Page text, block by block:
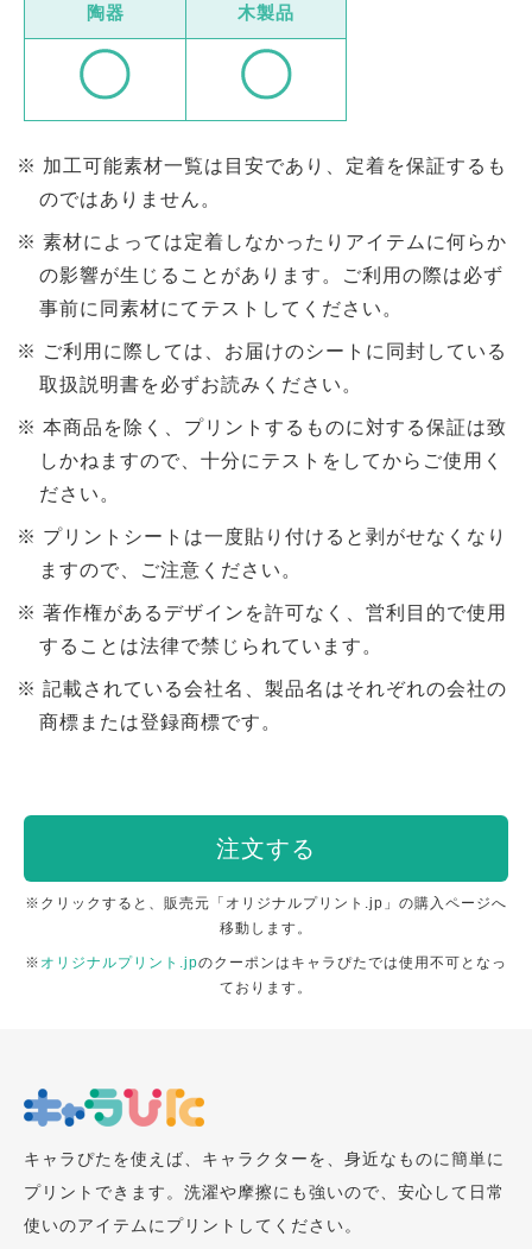
陶器 木製品
加工可能素材一覧は目安であり、定着を保証するも
のではありません。
素材によっては定着しなかったりアイテムに何らか
の影響が生じることがあります。ご利用の際は必ず
事前に同素材にてテストしてください。
ご利用に際しては、お届けのシートに同封している
取扱説明書を必ずお読みください。
本商品を除く、プリントするものに対する保証は致
しかねますので、十分にテストをしてからご使用く
ださい。
プリントシートは一度貼り付けると剥がせなくなり
ますので、ご注意ください。
著作権があるデザインを許可なく、営利目的で使用
することは法律で禁じられています。
記載されている会社名、製品名はそれぞれの会社の
商標または登録商標です。
注文する
※クリックすると、販売元「オリジナルプリント.jp」の購入ページへ
移動します。
※ オリジナルプリント.jpのクーポンはキャラぴたでは使用不可となっ
ております。
キャラぴたを使えば、キャラクターを、身近なものに簡単に
プリントできます。洗濯や摩擦にも強いので、安心して日常
使いのアイテムにプリントしてください。